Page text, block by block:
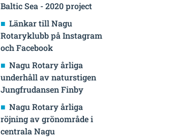
Baltic Sea - 2020 project
Länkar till Nagu
Rotaryklubb på Instagram
och Facebook
Nagu Rotary årliga
underhåll av naturstigen
Jungfrudansen Finby
Nagu Rotary årliga
röjning av grönområde i
centrala Nagu